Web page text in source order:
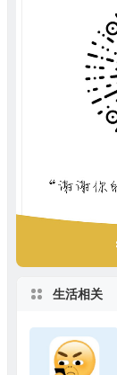
生活相关